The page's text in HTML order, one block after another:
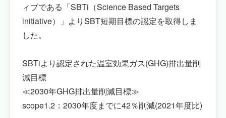
ィブである「SBTi（Science Based Targets
initiative）」よりSBT短期目標の認定を取得しま
した。
SBTiより認定された温室効果ガス(GHG)排出量削
減目標
≪2030年GHG排出量削減目標≫
scope1.2：2030年度までに42％削減(2021年度比)